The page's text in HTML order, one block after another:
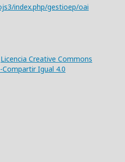
index.php/gestioep/oai
Licencia Creative Commons
Igual 4.0